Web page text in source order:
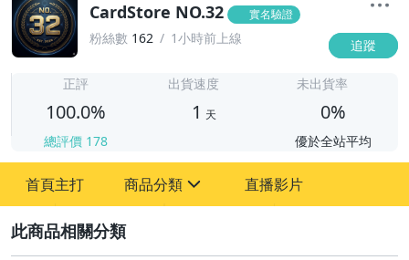
CardStore NO.32 實名驗證
粉絲數 162 1小時前上線 追蹤
正評
100.0%
總評價 178
出貨速度
1 天
未出貨率
0%
優於全站平均
首頁主打 商品分類
玩具、模型與公仔
直播影片